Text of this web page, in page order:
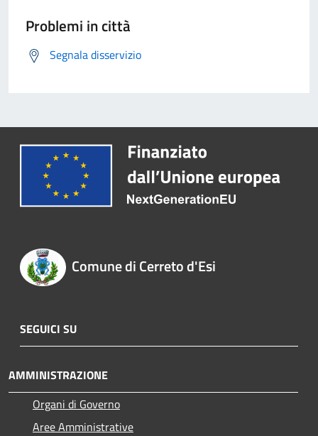
Problemi in città
Segnala disservizio
Comune di Cerreto d'Esi
SEGUICI SU
AMMINISTRAZIONE
Organi di Governo
Aree Amministrative